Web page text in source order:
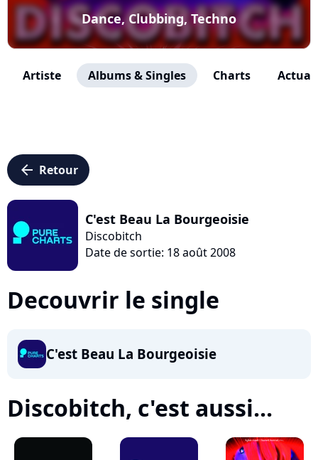
Dance, Clubbing, Techno
Artiste Albums & Singles Charts
arrow_left Retour
C'est Beau La Bourgeoisie
Discobitch
Date de sortie: 18 août 2008
Decouvrir le single
C'est Beau La Bourgeoisie
Discobitch, c'est aussi...